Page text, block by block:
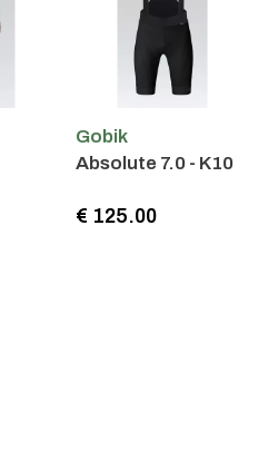
Gobik
Absolute 7.0 - K10
€ 125.00